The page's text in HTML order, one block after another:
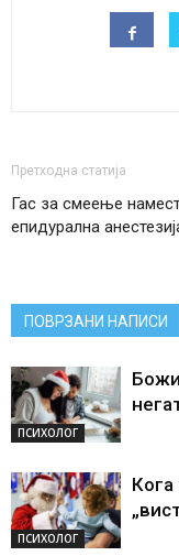
Претходна статија
Гас за смеење
епидурална
ПОВРЗАНИ НАПИСИ
ПСИХОЛОГ
ПСИХОЛОГ